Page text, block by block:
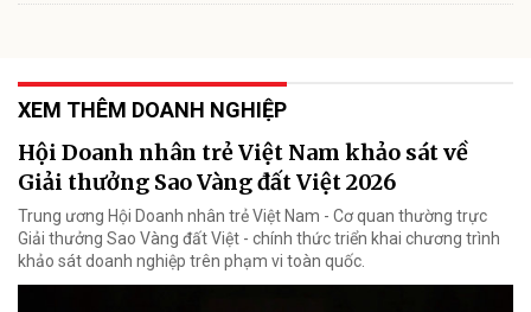
XEM THÊM DOANH NGHIỆP
Hội Doanh nhân trẻ Việt Nam khảo sát về
Giải thưởng Sao Vàng đất Việt 2026
Trung ương Hội Doanh nhân trẻ Việt Nam - Cơ quan thường trực
Giải thưởng Sao Vàng đất Việt - chính thức triển khai chương trình
khảo sát doanh nghiệp trên phạm vi toàn quốc.